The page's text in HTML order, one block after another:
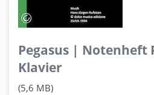
Pegasus | Notenheft
Klavier
(5,6 MB)